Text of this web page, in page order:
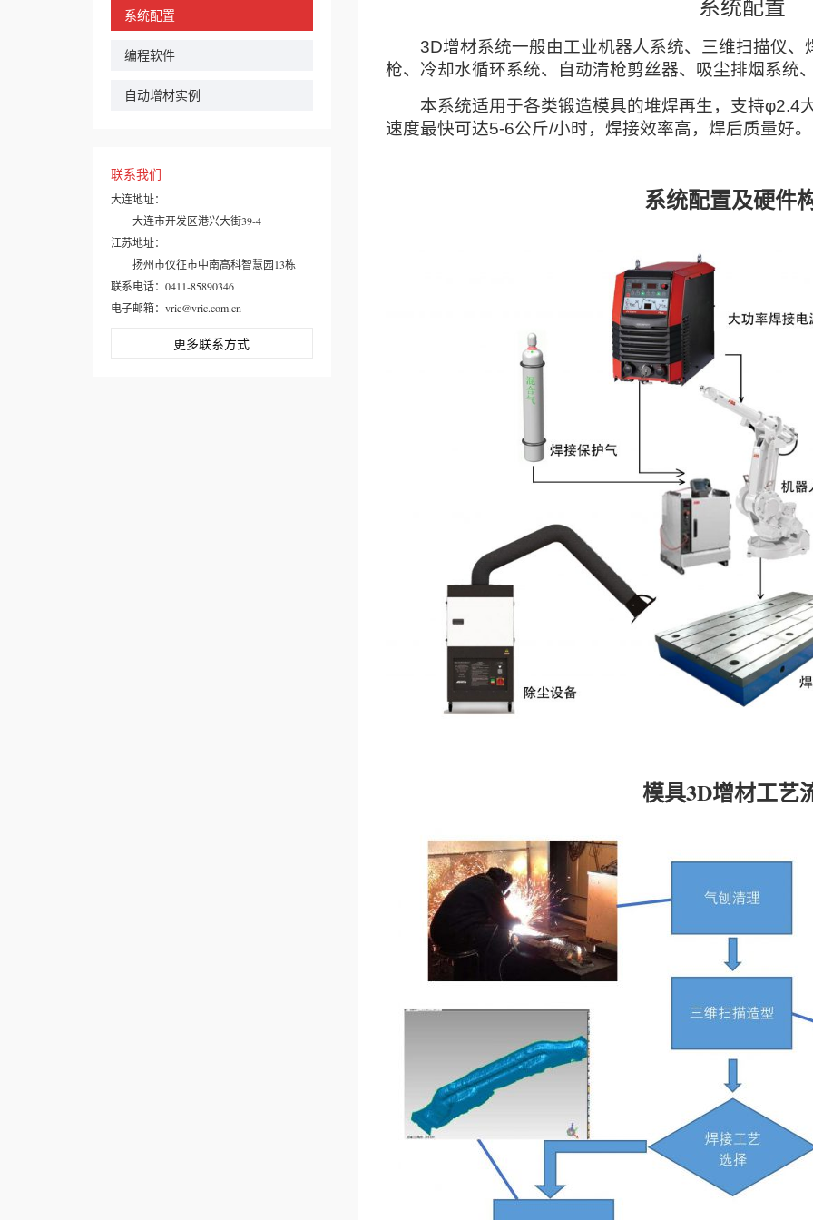
系统配置
编程软件
自动增材实例
联系我们
大连地址：
大连市开发区港兴大街39-4
江苏地址：
扬州市仪征市中南高科智慧园13栋
联系电话：0411-85890346
电子邮箱：vric@vric.com.cn
更多联系方式
系统配置
3D增材系统一般由工业机器人系统、三维扫描仪、
枪、冷却水循环系统、自动清枪剪丝器、吸尘排烟系统
本系统适用于各类锻造模具的堆焊再生，支持φ2.4
速度最快可达5-6公斤/小时，焊接效率高，焊后质量好。
系统配置及硬件
模具3D增材工艺